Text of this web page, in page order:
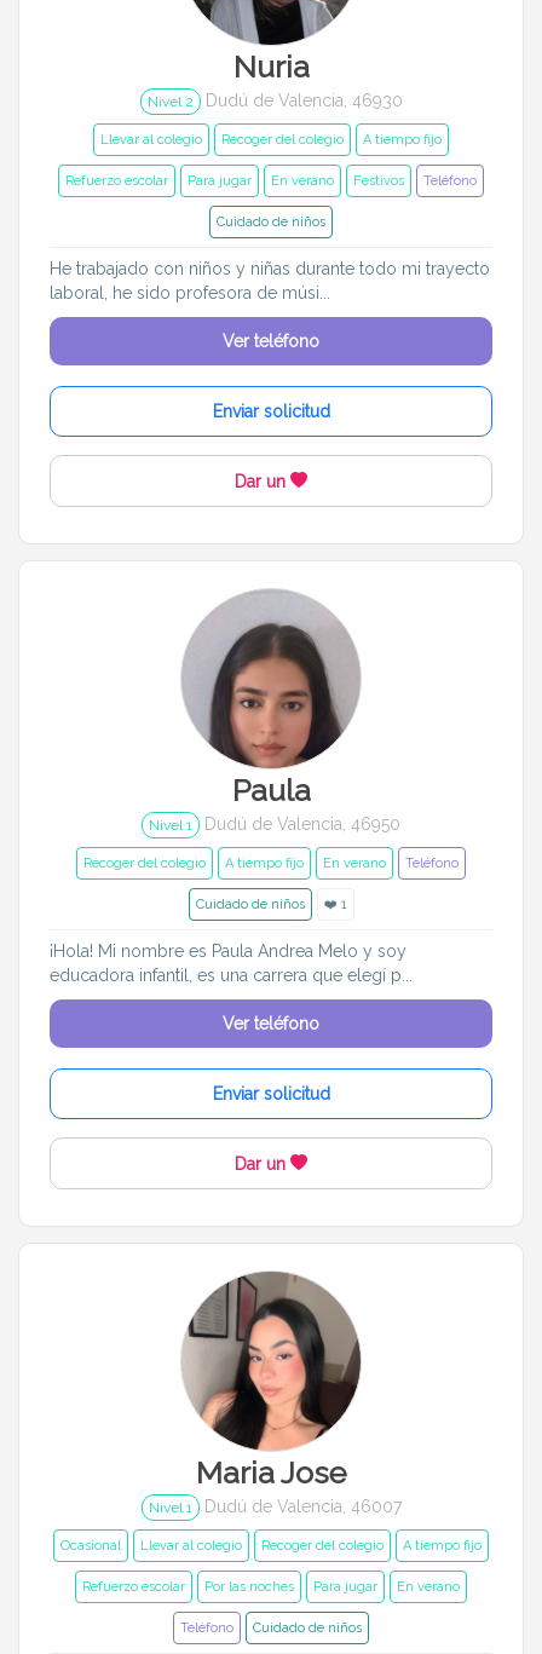
Nuria
Nivel 2 Dudú de Valencia, 46930
Llevar al colegio Recoger del colegio A tiempo fijo
Refuerzo escolar Para jugar En verano Festivos Teléfono
Cuidado de niños
He trabajado con niños y niñas durante todo mi trayecto
laboral, he sido profesora de músi...
Ver teléfono
Enviar solicitud
Dar un
Paula
Nivel 1 Dudú de Valencia, 46950
Recoger del colegio A tiempo fijo En verano Teléfono
Cuidado de niños ❤️ 1
¡Hola! Mi nombre es Paula Andrea Melo y soy
educadora infantil, es una carrera que elegí p...
Ver teléfono
Enviar solicitud
Dar un
Maria Jose
Nivel 1 Dudú de Valencia, 46007
Ocasional Llevar al colegio Recoger del colegio A tiempo fijo
Refuerzo escolar Por las noches Para jugar En verano
Teléfono Cuidado de niños